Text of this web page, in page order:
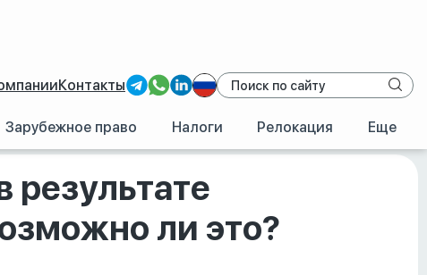
Контакты
Зарубежное право Налоги Релокация Еще
2013 года: Возможно ли это?
ли это?